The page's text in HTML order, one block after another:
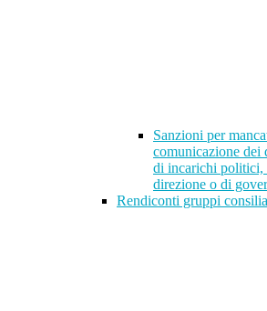
Sanzioni per
comunicazione dei
di incarichi politici,
direzione o di
Rendiconti gruppi